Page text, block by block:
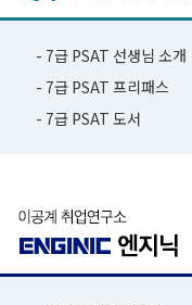
- 7급 PSAT 선생님 소개
- 7급 PSAT 프리패스
- 7급 PSAT 도서